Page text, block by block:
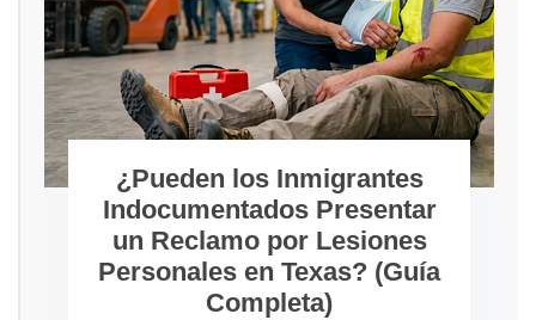
¿Pueden los Inmigrantes
Indocumentados Presentar
un Reclamo por Lesiones
Personales en Texas? (Guía
Completa)